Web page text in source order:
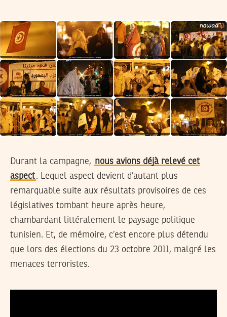
Durant la campagne, nous avions déjà relevé cet
aspect. Lequel aspect devient d’autant plus
remarquable suite aux résultats provisoires de ces
législatives tombant heure après heure,
chambardant littéralement le paysage politique
tunisien. Et, de mémoire, c’est encore plus détendu
que lors des élections du 23 octobre 2011, malgré les
menaces terroristes.